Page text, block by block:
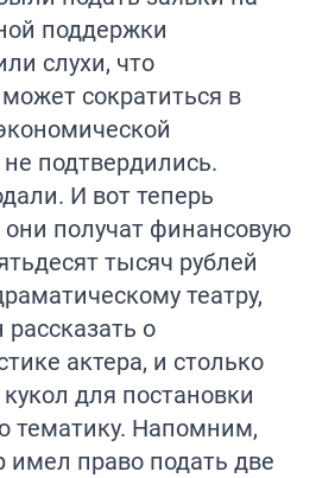
поддержки
слухи, что
сократиться в
подтвердились.
И вот теперь
они получат финансовую
тысяч рублей
театру,
о
актера, и столько
для постановки
тематику. Напомним,
имел право подать две